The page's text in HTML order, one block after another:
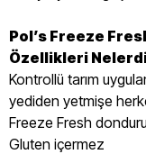
Pol’s Freeze
Özellikleri
Kontrollü tarım
yediden yetmişe
Freeze Fresh
Gluten içermez